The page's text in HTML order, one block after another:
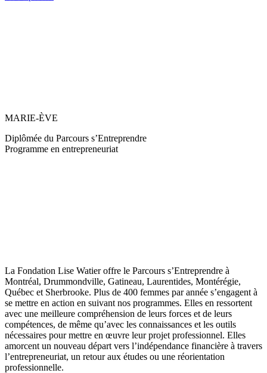
MARIE-ÈVE
Diplômée du Parcours s’Entreprendre
Programme en entrepreneuriat
La Fondation Lise Watier offre le Parcours s’Entreprendre à
Montréal, Drummondville, Gatineau, Laurentides, Montérégie,
Québec et Sherbrooke. Plus de 400 femmes par année s’engagent à
se mettre en action en suivant nos programmes. Elles en ressortent
avec une meilleure compréhension de leurs forces et de leurs
compétences, de même qu’avec les connaissances et les outils
nécessaires pour mettre en œuvre leur projet professionnel. Elles
amorcent un nouveau départ vers l’indépendance financière à travers
l’entrepreneuriat, un retour aux études ou une réorientation
professionnelle.